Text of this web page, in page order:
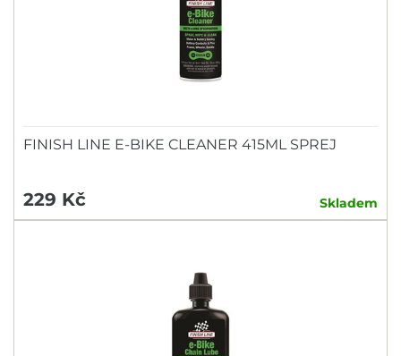
FINISH LINE E-BIKE CLEANER 415ML SPREJ
229 Kč Skladem